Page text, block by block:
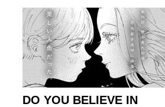
DO YOU BELIEVE IN